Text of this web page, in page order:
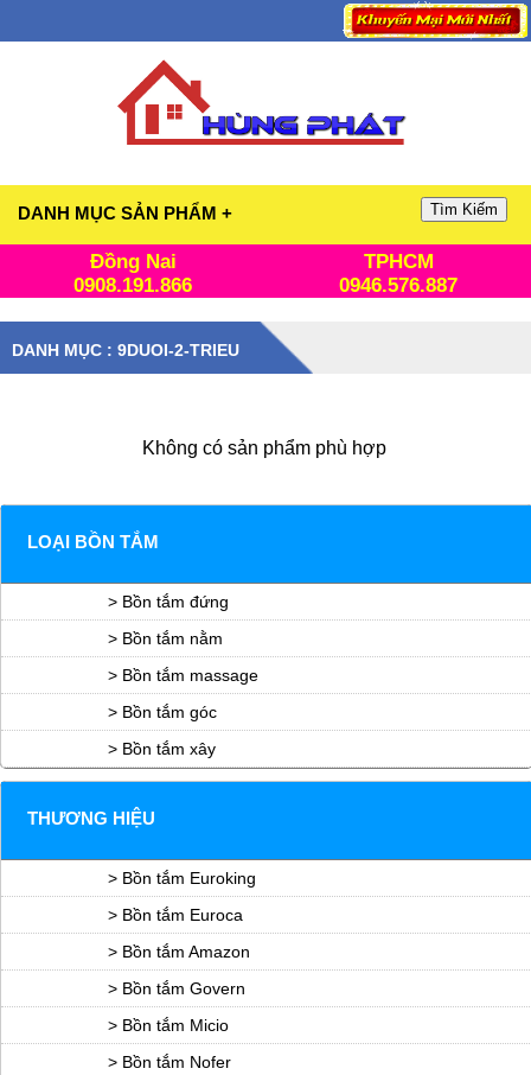
DANH MỤC SẢN PHẨM + Tìm Kiếm
Đồng Nai
0908.191.866
TPHCM
0946.576.887
DANH MỤC : 9DUOI-2-TRIEU
Không có sản phẩm phù hợp
LOẠI BỒN TẮM
> Bồn tắm đứng
> Bồn tắm nằm
> Bồn tắm massage
> Bồn tắm góc
> Bồn tắm xây
THƯƠNG HIỆU
> Bồn tắm Euroking
> Bồn tắm Euroca
> Bồn tắm Amazon
> Bồn tắm Govern
> Bồn tắm Micio
> Bồn tắm Nofer